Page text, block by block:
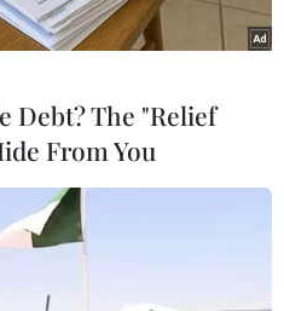
Debt? The "Relief
From You